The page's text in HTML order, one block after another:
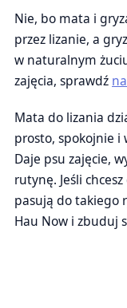
Nie, bo mata i
przez lizanie, a
w naturalnym
zajęcia, sprawdź
Mata do lizania
prosto, spokojnie
Daje psu zajęcie,
rutynę. Jeśli
pasują do takiego
Hau Now i zbuduj